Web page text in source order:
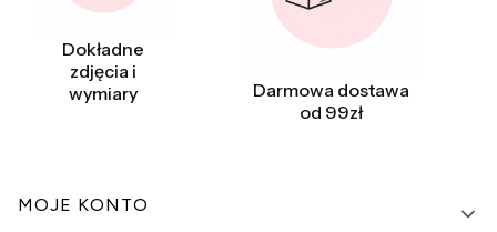
Dokładne
zdjęcia i
wymiary
Darmowa dostawa
od 99zł
Linki w stopce
MOJE KONTO